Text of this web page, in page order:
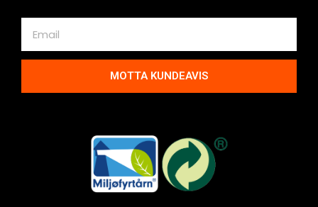
MOTTA KUNDEAVIS